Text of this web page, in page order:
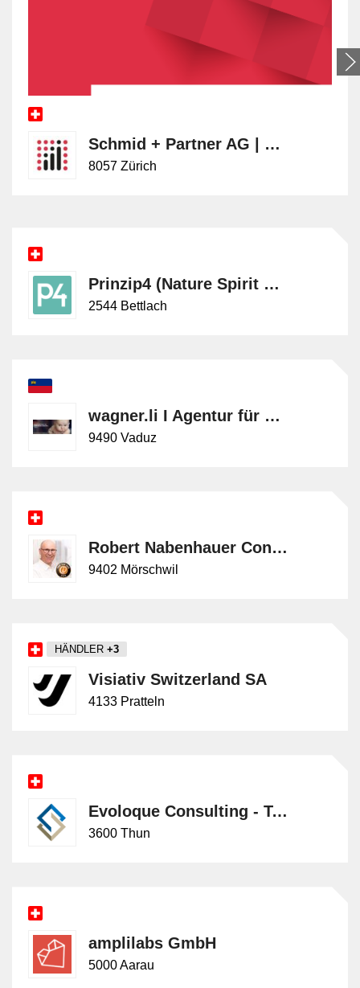
Schmid + Partner AG | Business Advisors
8057 Zürich
Prinzip4 (Nature Spirit GmbH)
2544 Bettlach
wagner.li I Agentur für kreatives Marketing und Brandpower
9490 Vaduz
Robert Nabenhauer Consulting
9402 Mörschwil
HÄNDLER +3
Visiativ Switzerland SA
4133 Pratteln
Evoloque Consulting - T. Orlamünder
3600 Thun
amplilabs GmbH
5000 Aarau